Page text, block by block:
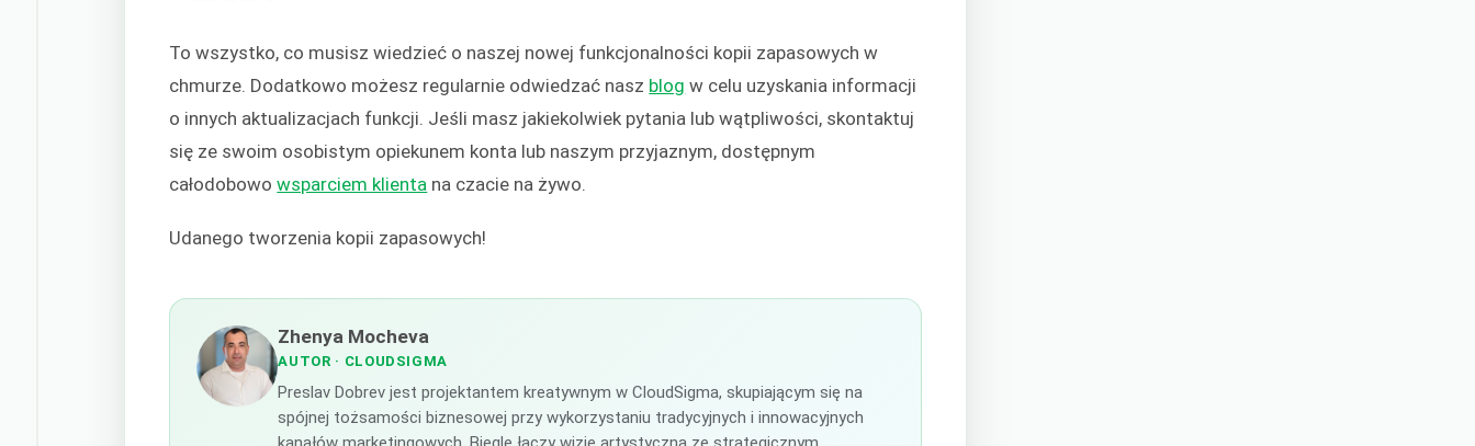
To wszystko, co musisz wiedzieć o naszej nowej funkcjonalności kopii zapasowych w
chmurze. Dodatkowo możesz regularnie odwiedzać nasz blog w celu uzyskania informacji
o innych aktualizacjach funkcji. Jeśli masz jakiekolwiek pytania lub wątpliwości, skontaktuj
się ze swoim osobistym opiekunem konta lub naszym przyjaznym, dostępnym
całodobowowsparciem klienta na czacie na żywo.
Udanego tworzenia kopii zapasowych!
Zhenya Mocheva
AUTOR · CLOUDSIGMA
Preslav Dobrev jest projektantem kreatywnym w CloudSigma, skupiającym się na
spójnej tożsamości biznesowej przy wykorzystaniu tradycyjnych i innowacyjnych